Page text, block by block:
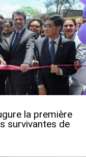
la première
survivantes de